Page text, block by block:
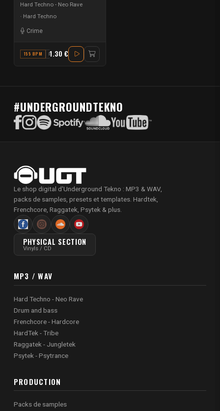
Hard Techno - Neo Rave
Hard Techno
Crime
155 BPM F1.30 €
#UNDERGROUNDTEKNO
Le shop digital d'Underground Tekno : MP3 & WAV,
packs de samples, presets et templates. Hardtek,
Frenchcore, Raggatek, Psytek & plus.
PHYSICAL SECTION
Vinyls / CD
MP3 / WAV
Hard Techno - Neo Rave
Drum and bass
Frenchcore - Hardcore
HardTek - Tribe
Raggatek - Jungletek
Psytek - Psytrance
PRODUCTION
Packs de samples